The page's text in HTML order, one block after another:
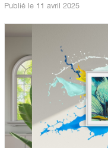
Publié le 11 avril 2025